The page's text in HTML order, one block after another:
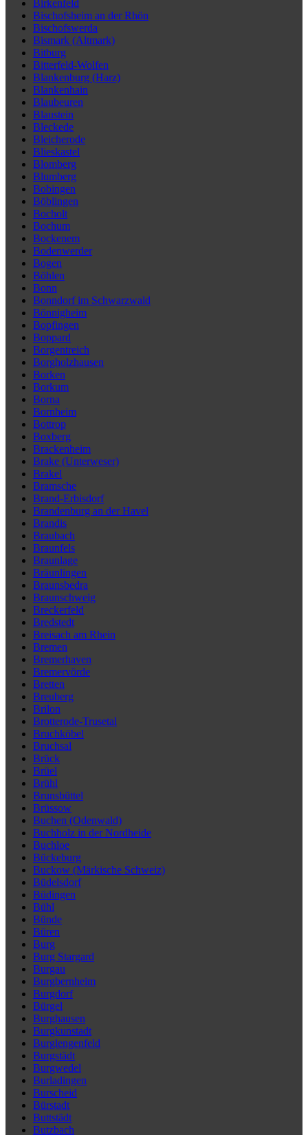
Birkenfeld
Bischofsheim an der Rhön
Bischofswerda
Bismark (Altmark)
Bitburg
Bitterfeld-Wolfen
Blankenburg (Harz)
Blankenhain
Blaubeuren
Blaustein
Bleckede
Bleicherode
Blieskastel
Blomberg
Blumberg
Bobingen
Böblingen
Bocholt
Bochum
Bockenem
Bodenwerder
Bogen
Böhlen
Bonn
Bonndorf im Schwarzwald
Bönnigheim
Bopfingen
Boppard
Borgentreich
Borgholzhausen
Borken
Borkum
Borna
Bornheim
Bottrop
Boxberg
Brackenheim
Brake (Unterweser)
Brakel
Bramsche
Brand-Erbisdorf
Brandenburg an der Havel
Brandis
Braubach
Braunfels
Braunlage
Bräunlingen
Braunsbedra
Braunschweig
Breckerfeld
Bredstedt
Breisach am Rhein
Bremen
Bremerhaven
Bremervörde
Bretten
Breuberg
Brilon
Brotterode-Trusetal
Bruchköbel
Bruchsal
Brück
Brüel
Brühl
Brunsbüttel
Brüssow
Buchen (Odenwald)
Buchholz in der Nordheide
Buchloe
Bückeburg
Buckow (Märkische Schweiz)
Büdelsdorf
Büdingen
Bühl
Bünde
Büren
Burg
Burg Stargard
Burgau
Burgbernheim
Burgdorf
Bürgel
Burghausen
Burgkunstadt
Burglengenfeld
Burgstädt
Burgwedel
Burladingen
Burscheid
Bürstadt
Buttstädt
Butzbach